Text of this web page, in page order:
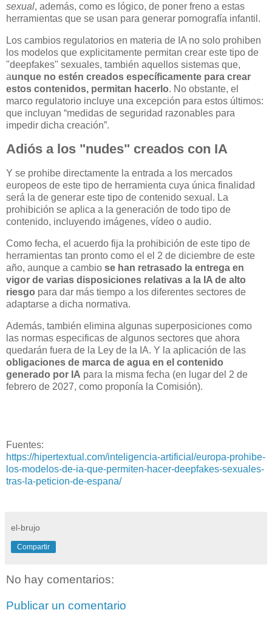
sexual, además, como es lógico, de poner freno a estas
herramientas que se usan para generar pornografía infantil.
Los cambios regulatorios en materia de IA no solo prohiben
los modelos que explicitamente permitan crear este tipo de
"deepfakes" sexuales, también aquellos sistemas que,
aunque no estén creados específicamente para crear
estos contenidos, permitan hacerlo. No obstante, el
marco regulatorio incluye una excepción para estos últimos:
que incluyan “medidas de seguridad razonables para
impedir dicha creación”.
Adiós a los "nudes" creados con IA
Y se prohibe directamente la entrada a los mercados
europeos de este tipo de herramienta cuya única finalidad
será la de generar este tipo de contenido sexual. La
prohibición se aplica a la generación de todo tipo de
contenido, incluyendo imágenes, vídeo o audio.
Como fecha, el acuerdo fija la prohibición de este tipo de
herramientas tan pronto como el el 2 de diciembre de este
año, aunque a cambio se han retrasado la entrega en
vigor de varias disposiciones relativas a la IA de alto
riesgo para dar más tiempo a los diferentes sectores de
adaptarse a dicha normativa.
Además, también elimina algunas superposiciones como
las normas especificas de algunos sectores que ahora
quedarán fuera de la Ley de la IA. Y la aplicación de las
obligaciones de marca de agua en el contenido
generado por IA para la misma fecha (en lugar del 2 de
febrero de 2027, como proponía la Comisión).
Fuentes:
https://hipertextual.com/inteligencia-artificial/europa-prohibe-
los-modelos-de-ia-que-permiten-hacer-deepfakes-sexuales-
tras-la-peticion-de-espana/
el-brujo
Compartir
No hay comentarios:
Publicar un comentario